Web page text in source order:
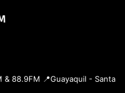
& 88.9FM 📍Guayaquil - Santa